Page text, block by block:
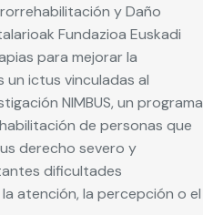
y Daño
Fundazioa Euskadi
para mejorar la
ictus vinculadas al
NIMBUS, un programa
de personas que
derecho severo y
dificultades
atención, la percepción o el